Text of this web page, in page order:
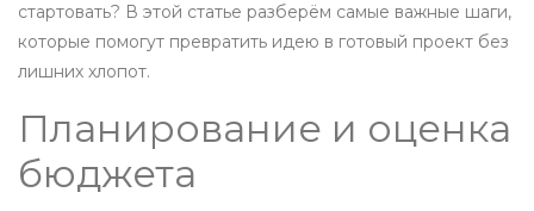
стартовать? В этой статье разберём самые важные шаги,
которые помогут превратить идею в готовый проект без
лишних хлопот.
Планирование и оценка
бюджета